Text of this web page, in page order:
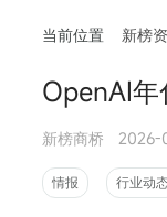
当前位置 新榜
OpenAI
新榜商桥 2026-
情报 行业动